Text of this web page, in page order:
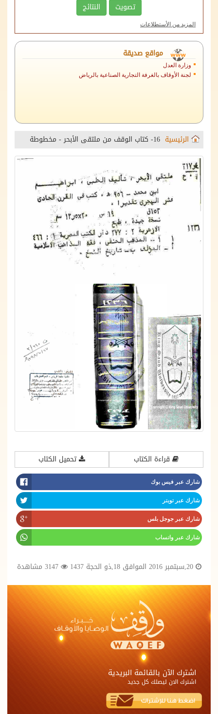
تصويت النتائج
المزيد من الأستطلاعات
مواقع صديقة
منصة اللقاءات الوقفية
الهيئة العامة للأوقاف
وزارة العدل
لجنة الأوقاف بالغرفة التجارية الصناعية بالرياض
الرئيسية 16- كتاب الوقف من ملتقى الأبحر - مخطوطة
قراءة الكتاب تحميل الكتاب
شارك عبر فيس بوك
شارك عبر تويتر
شارك عبر جوجل بلس
شارك عبر واتساب
20,سبتمبر 2016 الموافق 18,ذو الحجة 1437 3147 مشاهدة
اشترك الآن بالقائمة البريدية
اشترك الان ليصلك كل جديد